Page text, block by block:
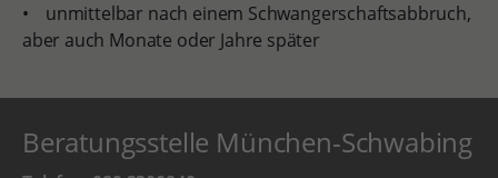
• unmittelbar nach einem Schwangerschaftsabbruch,
aber auch Monate oder Jahre später
Beratungsstelle München-Schwabing